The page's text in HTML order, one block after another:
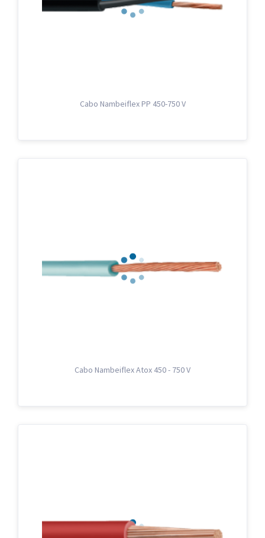
Cabo Nambeiflex PP 450-750 V
Cabo Nambeiflex Atox 450 - 750 V